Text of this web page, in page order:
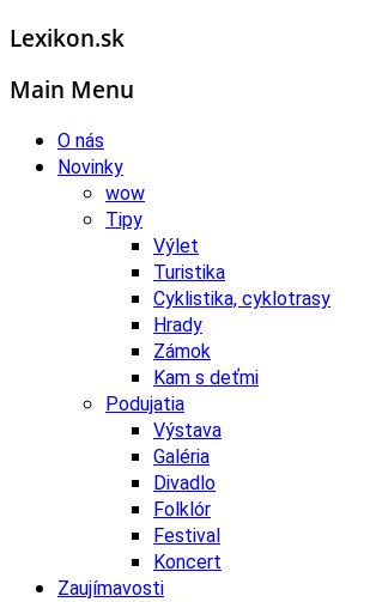
Lexikon.sk
Main Menu
O nás
Novinky
wow
Tipy
Výlet
Turistika
Cyklistika, cyklotrasy
Hrady
Zámok
Kam s deťmi
Podujatia
Výstava
Galéria
Divadlo
Folklór
Festival
Koncert
Zaujímavosti